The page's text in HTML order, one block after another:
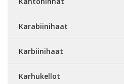
Karabiinihaat
Karbiinihaat
Karhukellot